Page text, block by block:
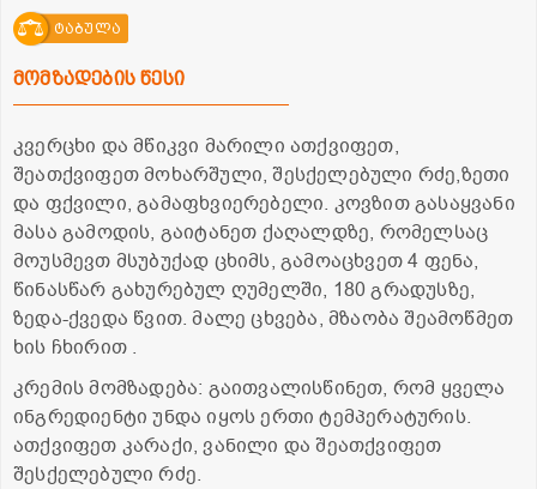
ტაბულა
მომზადების წესი
კვერცხი და მწიკვი მარილი ათქვიფეთ,
შეათქვიფეთ მოხარშული, შესქელებული რძე,ზეთი
და ფქვილი, გამაფხვიერებელი. კოვზით გასაყვანი
მასა გამოდის, გაიტანეთ ქაღალდზე, რომელსაც
მოუსმევთ მსუბუქად ცხიმს, გამოაცხვეთ 4 ფენა,
წინასწარ გახურებულ ღუმელში, 180 გრადუსზე,
ზედა-ქვედა წვით. მალე ცხვება, მზაობა შეამოწმეთ
ხის ჩხირით .
კრემის მომზადება: გაითვალისწინეთ, რომ ყველა
ინგრედიენტი უნდა იყოს ერთი ტემპერატურის.
ათქვიფეთ კარაქი, ვანილი და შეათქვიფეთ
შესქელებული რძე.